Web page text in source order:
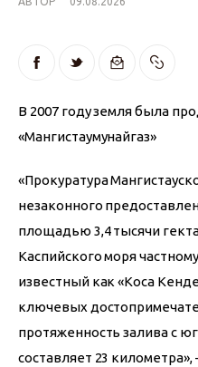
В 2007 году земля была
«Мангистаумунайгаз»
«Прокуратура
незаконного
площадью 3,4 тысячи
Каспийского моря
известный как «Коса
ключевых
протяженность залива с
составляет 23